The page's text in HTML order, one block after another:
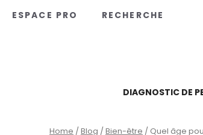
ESPACE PRO RECHERCHE
DIAGNOSTIC DE
Home /Blog /Bien-être / Quel âge